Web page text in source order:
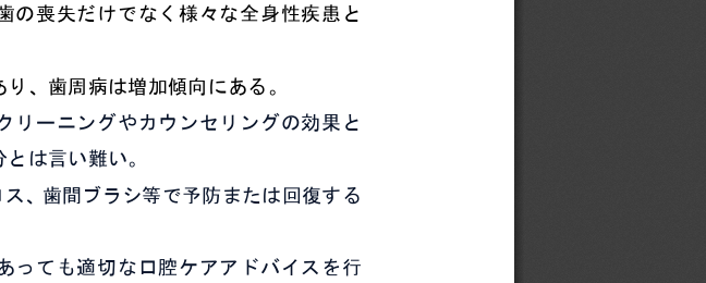
の喪失だけでなく様々な全身性疾患と
、歯周病は増加傾向にある。
リーニングやカウンセリングの効果と
は言い難い。
、歯間ブラシ等で予防または回復する
っても適切な口腔ケアアドバイスを行